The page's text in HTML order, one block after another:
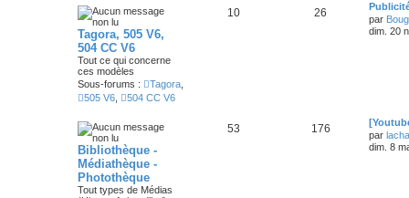
Tagora, 505 V6,
504 CC V6
Tout ce qui concerne
ces modèles
Sous-forums :
Tagora
505 V6
504 CC V6
10 26
par
dim. 20
Bibliothèque -
Médiathèque -
Photothèque
Tout types de Médias
53 176
par
dim. 8